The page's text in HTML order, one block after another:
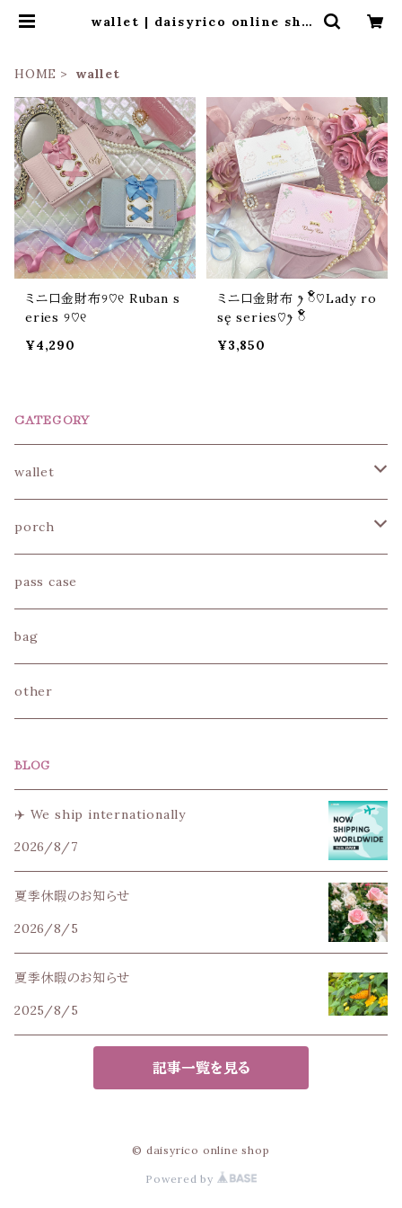
wallet | daisyrico online sho
HOME wallet
ミニ口金財布୨♡୧ Ruban s
eries ୨♡୧
¥4,290
ミニ口金財布 ꫂ ၴႅၴ♡Lady ro
sę series♡ꫂ ၴႅၴ
¥3,850
CATEGORY
wallet
mini wallet
long wallet
porch
porch
mini porch
vanity porch
pass case
bag
other
BLOG
✈️ We ship internationally
2026/8/7
夏季休暇のお知らせ
2026/8/5
夏季休暇のお知らせ
2025/8/5
記事一覧を見る
© daisyrico online shop
Powered by